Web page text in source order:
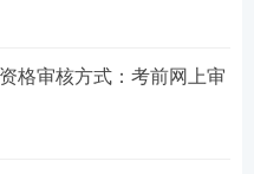
格审核方式：考前网上审